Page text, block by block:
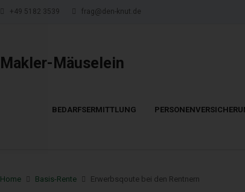
+49 5182 3539 frag@den-knut.de
Makler-Mäuselein
BEDARFSERMITTLUNG
Home Basis-Rente Erwerbsqoute bei den Rentnern